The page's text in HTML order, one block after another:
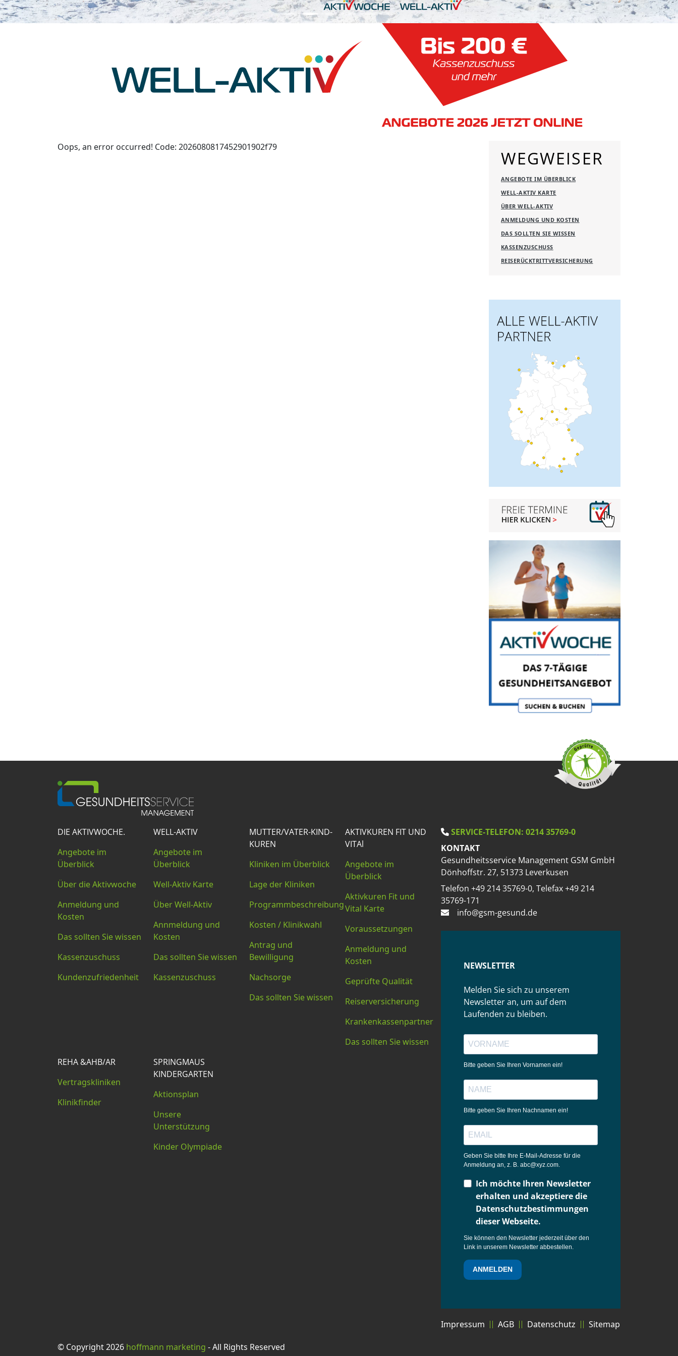
Oops, an error occurred! Code: 2026080817452901902f79
WEGWEISER
ANGEBOTE IM ÜBERBLICK
WELL-AKTIV KARTE
ÜBER WELL-AKTIV
ANMELDUNG UND KOSTEN
DAS SOLLTEN SIE WISSEN
KASSENZUSCHUSS
REISERÜCKTRITTVERSICHERUNG
DIE AKTIVWOCHE.
Angebote im
Überblick
Über die Aktivwoche
Anmeldung und
Kosten
Das sollten Sie wissen
Kassenzuschuss
Kundenzufriedenheit
WELL-AKTIV
Angebote im
Überblick
Well-Aktiv Karte
Über Well-Aktiv
Annmeldung und
Kosten
Das sollten Sie wissen
Kassenzuschuss
MUTTER/VATER-KIND-
KUREN
Kliniken im Überblick
Lage der Kliniken
Programmbeschreibung
Kosten / Klinikwahl
Antrag und
Bewilligung
Nachsorge
Das sollten Sie wissen
AKTIVKUREN FIT UND
VITAl
Angebote im
Überblick
Aktivkuren Fit und
Vital Karte
Voraussetzungen
Anmeldung und
Kosten
Geprüfte Qualität
Reiserversicherung
Krankenkassenpartner
Das sollten Sie wissen
REHA &AHB/AR
Vertragskliniken
Klinikfinder
SPRINGMAUS
KINDERGARTEN
Aktionsplan
Unsere
Unterstützung
Kinder Olympiade
SERVICE-TELEFON: 0214 35769-0
KONTAKT
Gesundheitsservice Management GSM GmbH
Dönhoffstr. 27, 51373 Leverkusen
Telefon +49 214 35769-0, Telefax +49 214
35769-171
info@gsm-gesund.de
NEWSLETTER
Melden Sie sich zu unserem
Newsletter an, um auf dem
Laufenden zu bleiben.
Bitte geben Sie Ihren Vornamen ein!
Bitte geben Sie Ihren Nachnamen ein!
Geben Sie bitte Ihre E-Mail-Adresse für die
Anmeldung an, z. B. abc@xyz.com.
Ich möchte Ihren Newsletter
erhalten und akzeptiere die
Datenschutzbestimmungen
dieser Webseite.
Sie können den Newsletter jederzeit über den
Link in unserem Newsletter abbestellen.
ANMELDEN
Impressum AGB Datenschutz Sitemap
© Copyright 2026 hoffmann marketing - All Rights Reserved